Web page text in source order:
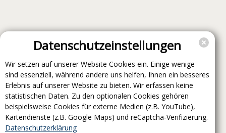
Datenschutzeinstellungen
Wir setzen auf unserer Website Cookies ein. Einige wenige
sind essenziell, während andere uns helfen, Ihnen ein besseres
Erlebnis auf unserer Website zu bieten. Wir erfassen keine
statistischen Daten. Zu den optionalen Cookies gehören
beispielsweise Cookies für externe Medien (z.B. YouTube),
Kartendienste (z.B. Google Maps) und reCaptcha-Verifizierung.
Datenschutzerklärung